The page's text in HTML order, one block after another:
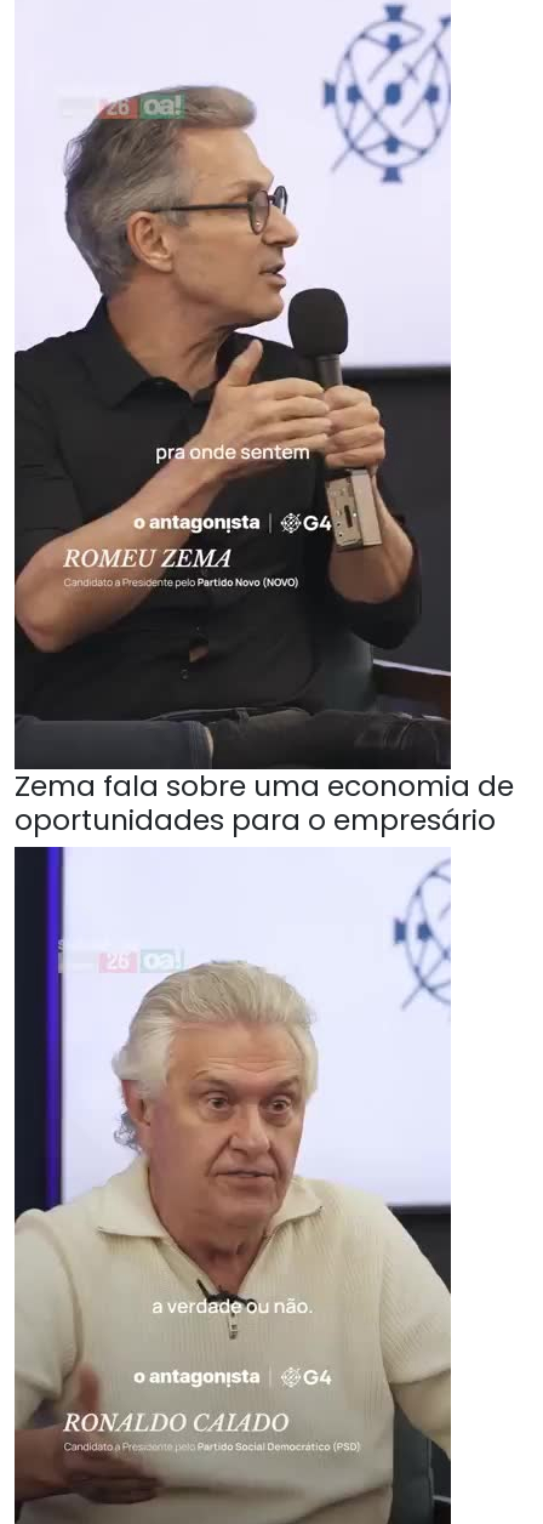
Zema fala sobre uma economia de
oportunidades para o empresário